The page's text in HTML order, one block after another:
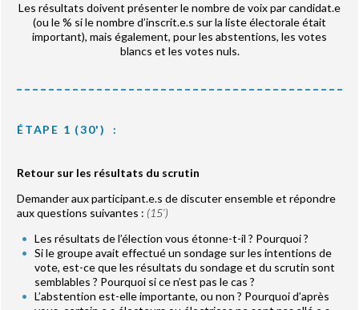
Les résultats doivent présenter le nombre de voix par candidat.e
(ou le % si le nombre d’inscrit.e.s sur la liste électorale était
important), mais également, pour les abstentions, les votes
blancs et les votes nuls.
ÉTAPE 1 (30') :
Retour sur les résultats du scrutin
Demander aux participant.e.s de discuter ensemble et répondre
aux questions suivantes : (15’)
Les résultats de l’élection vous étonne-t-il ? Pourquoi ?
Si le groupe avait effectué un sondage sur les intentions de
vote, est-ce que les résultats du sondage et du scrutin sont
semblables ? Pourquoi si ce n’est pas le cas ?
L’abstention est-elle importante, ou non ? Pourquoi d’après